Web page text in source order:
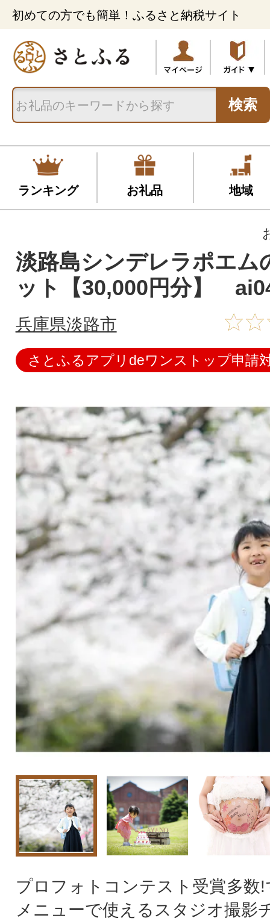
初めての方でも簡単！ふるさと納税サイト
検索
ランキング お礼品 地域
淡路島シンデレラポエム
ット【30,000円分】
兵庫県淡路市
さとふるアプリdeワンストップ申請
プロフォトコンテスト受賞多数
メニューで使えるスタジオ撮影